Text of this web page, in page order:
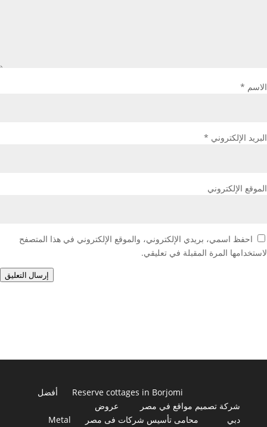
الاسم *
البريد الإلكتروني *
الموقع الإلكتروني
احفظ اسمي، بريدي الإلكتروني، والموقع الإلكتروني في هذا المتصفح
لاستخدامها المرة المقبلة في تعليقي.
إرسال التعليق
Reserve cottages in Borjomi
أفضل
شركة تصميم مواقع في مصر
عروض
دبي
محامى تأسيس شركات فى مصر
Metal